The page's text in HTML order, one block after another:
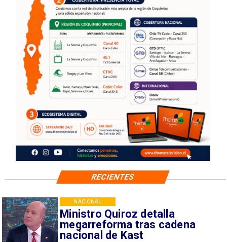
Ministro Quiroz detalla
megarreforma tras cadena
nacional de Kast
NACIONAL
RECIENTES